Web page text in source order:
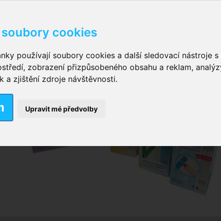
cookies
používají soubory cookies a další sledovací nástroje s
zobrazení přizpůsobeného obsahu a reklam,
a zjištění zdroje návštěvnosti.
Upravit mé předvolby
kalhotky zalepovací ,Inkontinenční kalhotky
vložky pro muže
plavky,Dámské inkontinenční plavky